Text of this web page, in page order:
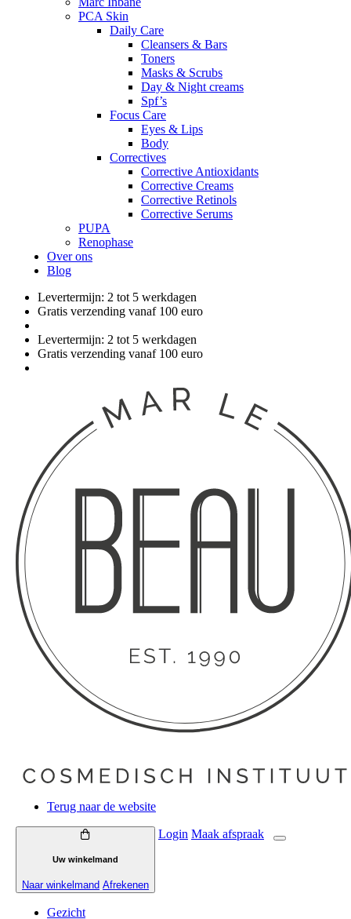
PCA Skin
Daily Care
Cleansers & Bars
Toners
Masks & Scrubs
Day & Night creams
Spf’s
Focus Care
Eyes & Lips
Body
Correctives
Corrective Antioxidants
Corrective Creams
Corrective Retinols
Corrective Serums
PUPA
Renophase
Over ons
Blog
Levertermijn: 2 tot 5 werkdagen
Gratis verzending vanaf 100 euro
Levertermijn: 2 tot 5 werkdagen
Gratis verzending vanaf 100 euro
Terug naar de website
Uw winkelmand
Naar winkelmand Afrekenen
Login Maak afspraak
Gezicht